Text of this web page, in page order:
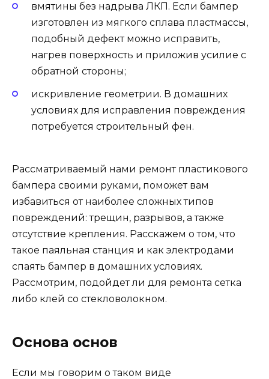
вмятины без надрыва ЛКП. Если бампер
изготовлен из мягкого сплава пластмассы,
подобный дефект можно исправить,
нагрев поверхность и приложив усилие с
обратной стороны;
искривление геометрии. В домашних
условиях для исправления повреждения
потребуется строительный фен.
Рассматриваемый нами ремонт пластикового
бампера своими руками, поможет вам
избавиться от наиболее сложных типов
повреждений: трещин, разрывов, а также
отсутствие крепления. Расскажем о том, что
такое паяльная станция и как электродами
спаять бампер в домашних условиях.
Рассмотрим, подойдет ли для ремонта сетка
либо клей со стекловолокном.
Основа основ
Если мы говорим о таком виде